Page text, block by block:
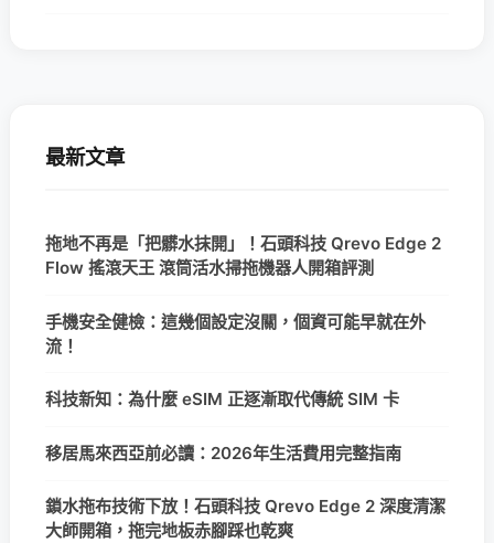
最新文章
拖地不再是「把髒水抹開」！石頭科技 Qrevo Edge 2
Flow 搖滾天王 滾筒活水掃拖機器人開箱評測
手機安全健檢：這幾個設定沒關，個資可能早就在外
流！
科技新知：為什麼 eSIM 正逐漸取代傳統 SIM 卡
移居馬來西亞前必讀：2026年生活費用完整指南
鎖水拖布技術下放！石頭科技 Qrevo Edge 2 深度清潔
大師開箱，拖完地板赤腳踩也乾爽